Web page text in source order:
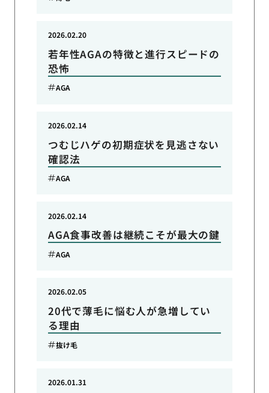
若年性AGAの特徴と進行スピードの
恐怖
2026.02.20
AGA
つむじハゲの初期症状を見逃さない
確認法
2026.02.14
AGA
AGA食事改善は継続こそが最大の鍵
2026.02.14
AGA
20代で薄毛に悩む人が急増してい
る理由
2026.02.05
抜け毛
2026.01.31